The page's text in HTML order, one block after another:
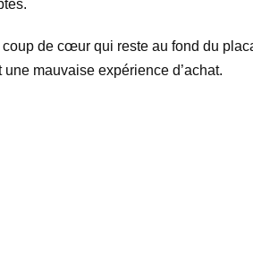
de cœur qui reste au fond du
mauvaise expérience d’achat.